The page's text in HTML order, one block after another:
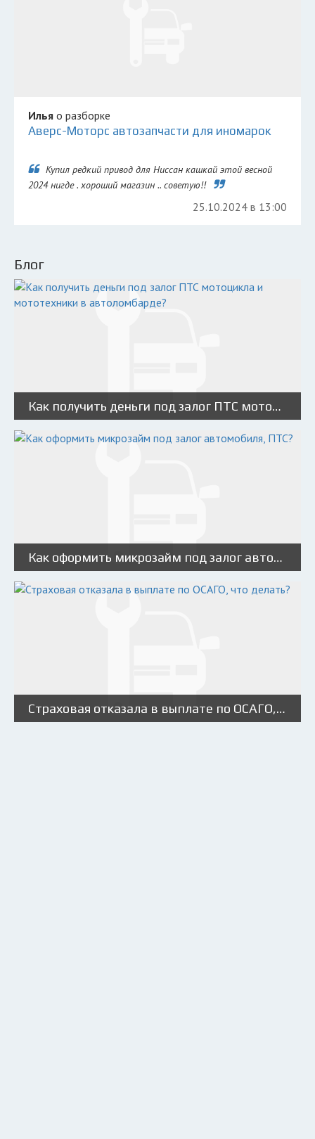
Илья о разборке
Аверс-Моторс автозапчасти для иномарок
Купил редкий привод для Ниссан кашкай этой весной
2024 нигде . хороший магазин .. советую!!
25.10.2024 в 13:00
Блог
Как получить деньги под залог ПТС мотоцикла и мототехники в автоломбарде?
Как оформить микрозайм под залог автомобиля, ПТС?
Страховая отказала в выплате по ОСАГО, что делать?